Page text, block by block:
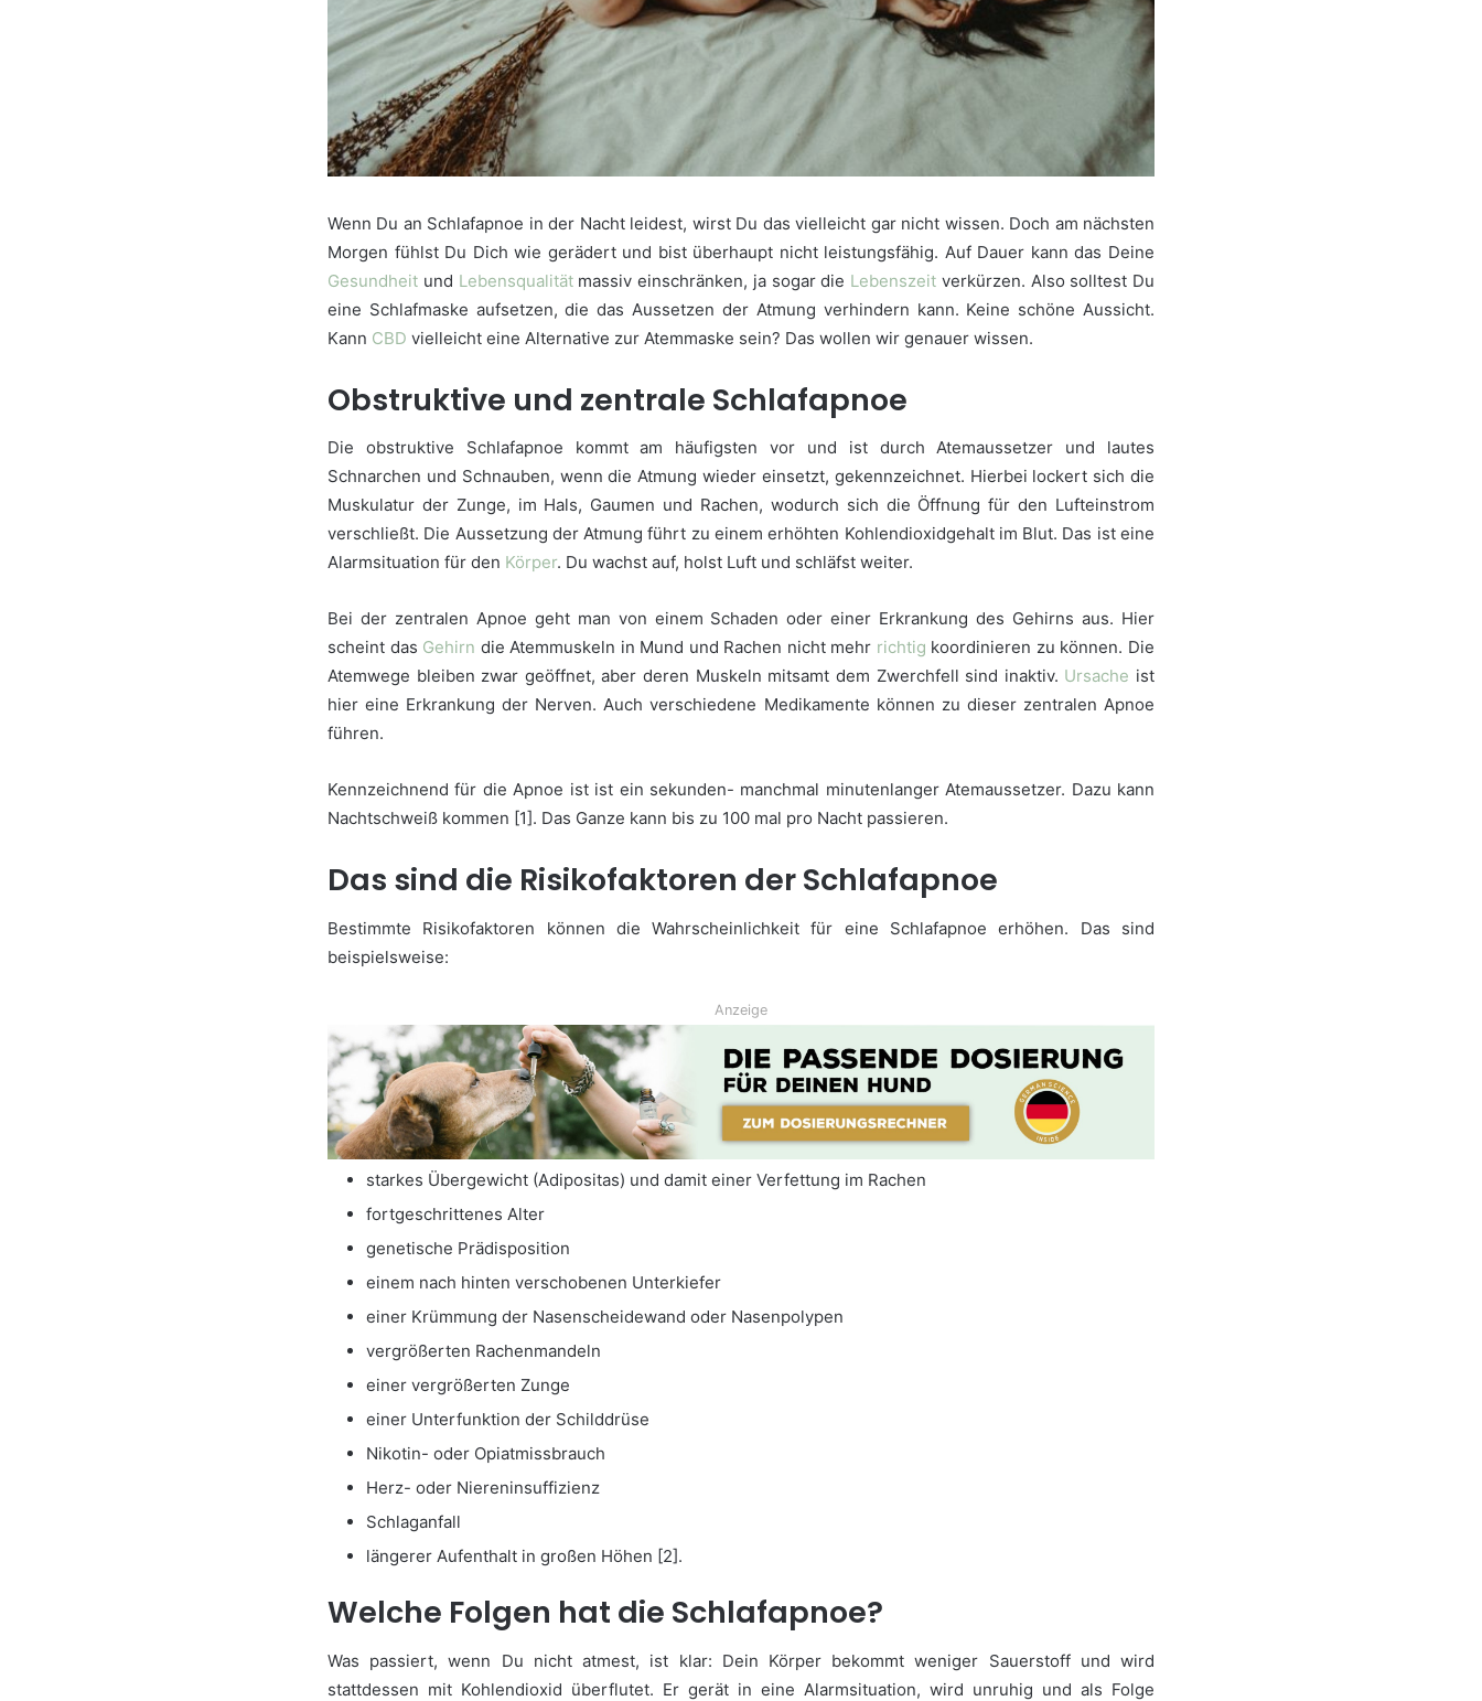
Wenn Du an Schlafapnoe in der Nacht leidest, wirst Du das vielleicht gar nicht wissen. Doch am nächsten
Morgen fühlst Du Dich wie gerädert und bist überhaupt nicht leistungsfähig. Auf Dauer kann das Deine
Gesundheit und Lebensqualitätmassiv einschränken, ja sogar die Lebenszeit verkürzen. Also solltest Du
eine Schlafmaske aufsetzen, die das Aussetzen der Atmung verhindern kann. Keine schöne Aussicht.
Kann CBD vielleicht eine Alternative zur Atemmaske sein? Das wollen wir genauer wissen.
Obstruktive und zentrale Schlafapnoe
Die obstruktive Schlafapnoe kommt am häufigsten vor und ist durch Atemaussetzer und lautes
Schnarchen und Schnauben, wenn die Atmung wieder einsetzt, gekennzeichnet. Hierbei lockert sich die
Muskulatur der Zunge, im Hals, Gaumen und Rachen, wodurch sich die Öffnung für den Lufteinstrom
verschließt. Die Aussetzung der Atmung führt zu einem erhöhten Kohlendioxidgehalt im Blut. Das ist eine
Alarmsituation für den Körper. Du wachst auf, holst Luft und schläfst weiter.
Bei der zentralen Apnoe geht man von einem Schaden oder einer Erkrankung des Gehirns aus. Hier
scheint das Gehirn die Atemmuskeln in Mund und Rachen nicht mehr richtig koordinieren zu können. Die
Atemwege bleiben zwar geöffnet, aber deren Muskeln mitsamt dem Zwerchfell sind inaktiv. Ursache ist
hier eine Erkrankung der Nerven. Auch verschiedene Medikamente können zu dieser zentralen Apnoe
führen.
Kennzeichnend für die Apnoe ist ist ein sekunden- manchmal minutenlanger Atemaussetzer. Dazu kann
Nachtschweiß kommen [1]. Das Ganze kann bis zu 100 mal pro Nacht passieren.
Das sind die Risikofaktoren der Schlafapnoe
Bestimmte Risikofaktoren können die Wahrscheinlichkeit für eine Schlafapnoe erhöhen. Das sind
beispielsweise:
Anzeige
starkes Übergewicht (Adipositas) und damit einer Verfettung im Rachen
fortgeschrittenes Alter
genetische Prädisposition
einem nach hinten verschobenen Unterkiefer
einer Krümmung der Nasenscheidewand oder Nasenpolypen
vergrößerten Rachenmandeln
einer vergrößerten Zunge
einer Unterfunktion der Schilddrüse
Nikotin- oder Opiatmissbrauch
Herz- oder Niereninsuffizienz
Schlaganfall
längerer Aufenthalt in großen Höhen [2].
Welche Folgen hat die Schlafapnoe?
Was passiert, wenn Du nicht atmest, ist klar: Dein Körper bekommt weniger Sauerstoff und wird
stattdessen mit Kohlendioxid überflutet. Er gerät in eine Alarmsituation, wird unruhig und als Folge